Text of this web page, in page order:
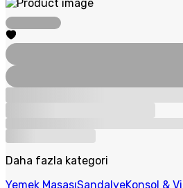
Daha fazla kategori
Yemek MasasıSandalyeKonsol &